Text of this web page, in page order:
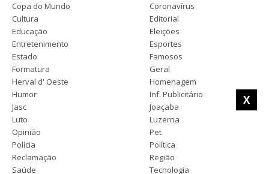
X
Copa do Mundo
Coronavírus
Cultura
Editorial
Educação
Eleições
Entretenimento
Esportes
Estado
Famosos
Formatura
Geral
Herval d' Oeste
Homenagem
Humor
Inf. Publicitário
Jasc
Joaçaba
Luto
Luzerna
Opinião
Pet
Polícia
Política
Reclamação
Região
Saúde
Tecnologia